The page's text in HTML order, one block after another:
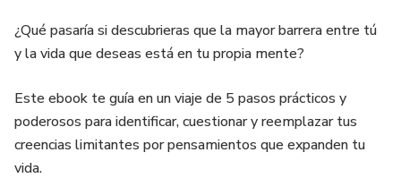
¿Qué pasaría si descubrieras que la mayor barrera entre tú
y la vida que deseas está en tu propia mente?
Este ebook te guía en un viaje de 5 pasos prácticos y
poderosos para identificar, cuestionar y reemplazar tus
creencias limitantes por pensamientos que expanden tu
vida.